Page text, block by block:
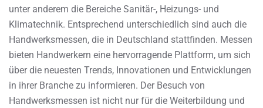
unter anderem die Bereiche Sanitär-, Heizungs- und
Klimatechnik. Entsprechend unterschiedlich sind auch die
Handwerksmessen, die in Deutschland stattfinden. Messen
bieten Handwerkern eine hervorragende Plattform, um sich
über die neuesten Trends, Innovationen und Entwicklungen
in ihrer Branche zu informieren. Der Besuch von
Handwerksmessen ist nicht nur für die Weiterbildung und